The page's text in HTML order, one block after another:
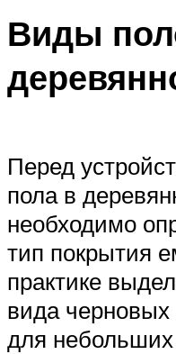
Виды
Перед
пола в
необходимо
тип покрытия
практике
вида
для